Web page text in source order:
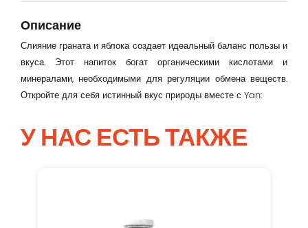
Remember me
Описание
Слияние граната и яблока создает идеальный баланс пользы и
вкуса. Этот напиток богат органическими кислотами и
минералами, необходимыми для регуляции обмена веществ.
Откройте для себя истинный вкус природы вместе с Yan:
У НАС ЕСТЬ ТАКЖЕ